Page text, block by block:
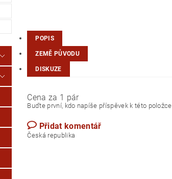
POPIS
ZEMĚ PŮVODU
DISKUZE
Cena za 1 pár
Buďte první, kdo napíše příspěvek k této položce.
Přidat komentář
Česká republika